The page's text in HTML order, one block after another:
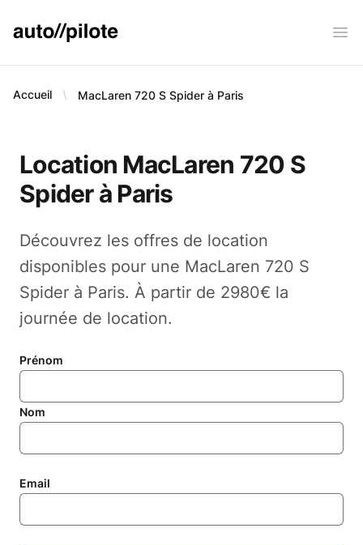
AUTO PILOTE
Accueil MacLaren 720 S Spider à Paris
Location MacLaren 720 S
Spider à Paris
Découvrez les offres de location
disponibles pour une MacLaren 720 S
Spider à Paris. À partir de 2980€ la
journée de location.
Prénom
Nom
Email